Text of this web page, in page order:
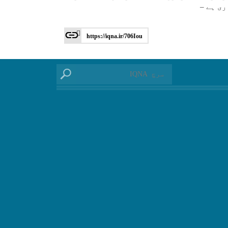
ہے –
https://iqna.ir/706Iou